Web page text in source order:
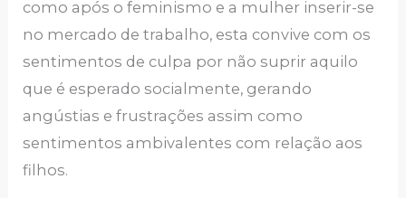
como após o feminismo e a mulher inserir-se
no mercado de trabalho, esta convive com os
sentimentos de culpa por não suprir aquilo
que é esperado socialmente, gerando
angústias e frustrações assim como
sentimentos ambivalentes com relação aos
filhos.